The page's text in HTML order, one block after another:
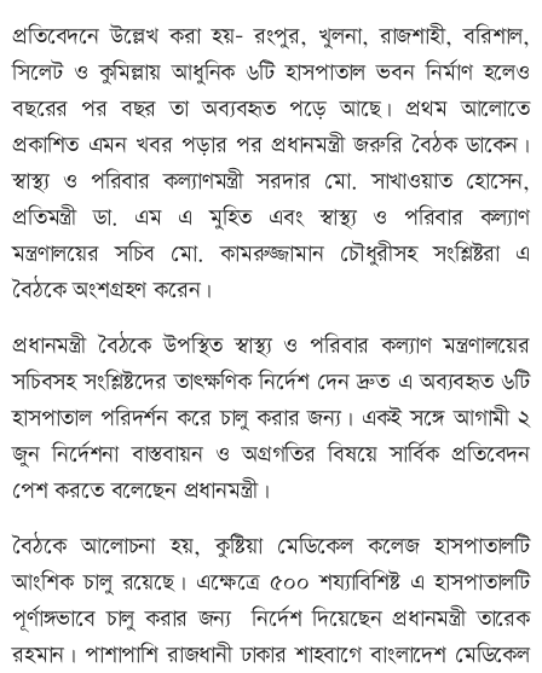
প্রতিবেদনে উল্লেখ করা হয়– রংপুর, খুলনা, রাজশাহী, বরিশাল,
সিলেট ও কুমিল্লায় আধুনিক ৬টি হাসপাতাল ভবন নির্মাণ হলেও
বছরের পর বছর তা অব্যবহৃত পড়ে আছে। প্রথম আলোতে
প্রকাশিত এমন খবর পড়ার পর প্রধানমন্ত্রী জরুরি বৈঠক ডাকেন।
স্বাস্থ্য ও পরিবার কল্যাণমন্ত্রী সরদার মো. সাখাওয়াত হোসেন,
প্রতিমন্ত্রী ডা. এম এ মুহিত এবং স্বাস্থ্য ও পরিবার কল্যাণ
মন্ত্রণালয়ের সচিব মো. কামরুজ্জামান চৌধুরীসহ সংশ্লিষ্টরা এ
বৈঠকে অংশগ্রহণ করেন।
প্রধানমন্ত্রী বৈঠকে উপস্থিত স্বাস্থ্য ও পরিবার কল্যাণ মন্ত্রণালয়ের
সচিবসহ সংশ্লিষ্টদের তাৎক্ষণিক নির্দেশ দেন দ্রুত এ অব্যবহৃত ৬টি
হাসপাতাল পরিদর্শন করে চালু করার জন্য। একই সঙ্গে আগামী ২
জুন নির্দেশনা বাস্তবায়ন ও অগ্রগতির বিষয়ে সার্বিক প্রতিবেদন
পেশ করতে বলেছেন প্রধানমন্ত্রী।
বৈঠকে আলোচনা হয়, কুষ্টিয়া মেডিকেল কলেজ হাসপাতালটি
আংশিক চালু রয়েছে। এক্ষেত্রে ৫০০ শয্যাবিশিষ্ট এ হাসপাতালটি
পূর্ণাঙ্গভাবে চালু করার জন্য নির্দেশ দিয়েছেন প্রধানমন্ত্রী তারেক
রহমান। পাশাপাশি রাজধানী ঢাকার শাহবাগে বাংলাদেশ মেডিকেল